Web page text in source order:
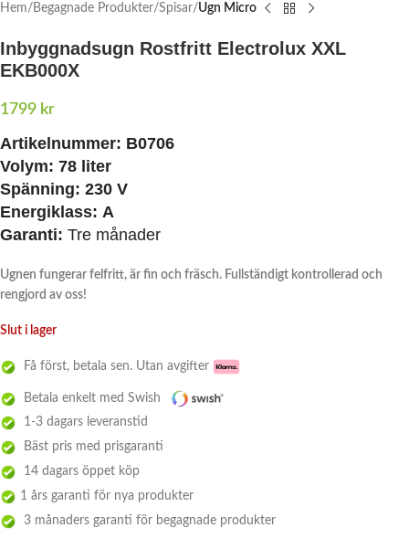
Hem Begagnade Produkter Spisar Ugn Micro
Inbyggnadsugn Rostfritt Electrolux XXL
EKB000X
1799 kr
Artikelnummer: B0706
Volym: 78 liter
Spänning: 230 V
Energiklass: A
Garanti: Tre månader
Ugnen fungerar felfritt, är fin och fräsch. Fullständigt kontrollerad och
rengjord av oss!
Slut i lager
Få först, betala sen. Utan avgifter
Betala enkelt med Swish
1-3 dagars leveranstid
Bäst pris med prisgaranti
14 dagars öppet köp
1 års garanti för nya produkter
3 månaders garanti för begagnade produkter